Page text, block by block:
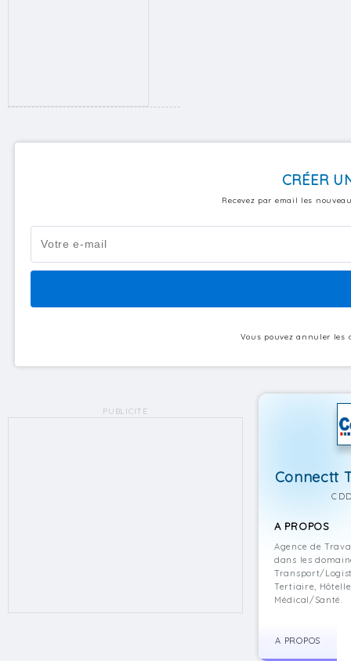
CRÉER
Recevez par email les
Vous pouvez annuler les
PUBLICITÉ
Connectt
A PROPOS
Agence de
dans les
Transport/
Tertiaire,
Médical/Santé.
A PROPOS